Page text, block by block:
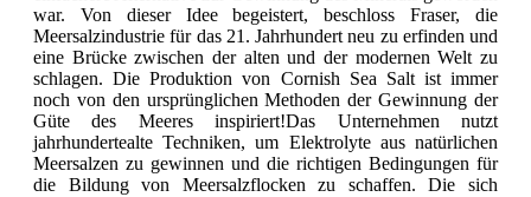
war. Von dieser Idee begeistert, beschloss Fraser, die
Meersalzindustrie für das 21. Jahrhundert neu zu erfinden und
eine Brücke zwischen der alten und der modernen Welt zu
schlagen. Die Produktion von Cornish Sea Salt ist immer
noch von den ursprünglichen Methoden der Gewinnung der
Güte des Meeres inspiriert!Das Unternehmen nutzt
jahrhundertealte Techniken, um Elektrolyte aus natürlichen
Meersalzen zu gewinnen und die richtigen Bedingungen für
die Bildung von Meersalzflocken zu schaffen. Die sich